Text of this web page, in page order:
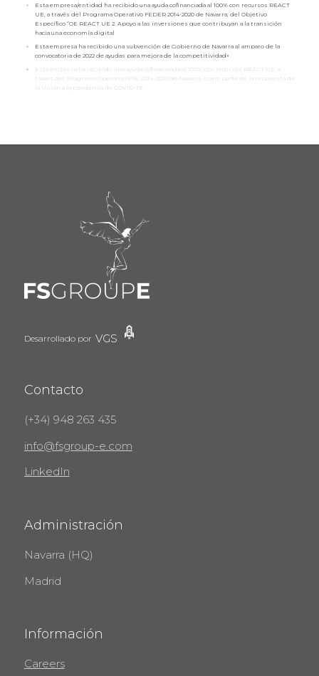
Esta empresa/entidad ha recibido una ayuda cofinanciada al 100% con recursos REACT
UE, a través del Programa Operativo FEDER 2014-2020 de Navarra, del Objetivo
Específico “OE REACT UE 2. Apoyo a las inversiones que contribuyan a la transición
hacia una economía digital
Esta empresa ha recibido una subvención de Gobierno de Navarra al amparo de la
convocatoria de 2022 de ayudas para mejora de la competitividad»
Esta empresa ha recibido una ayuda cofinanciada al 100% con recursos REACT UE, a
través del Programa Operativo FSE 2014-2020 de Navarra, como parte de la respuesta de
la Unión a la pandemia de COVID-19”
Desarrollado por VGS
Contacto
(+34) 948 263 435
info@fsgroup-e.com
LinkedIn
Administración
Navarra (HQ)
Madrid
Información
Careers